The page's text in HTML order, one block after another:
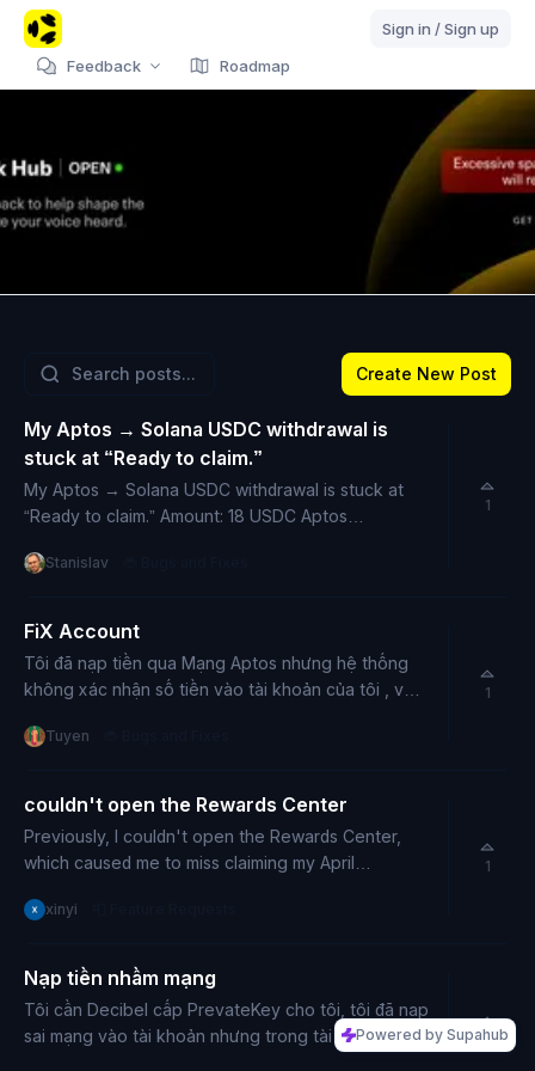
Sign in / Sign up
Feedback
Roadmap
Create New Post
My Aptos → Solana USDC withdrawal is
stuck at “Ready to claim.”
My Aptos → Solana USDC withdrawal is stuck at
“Ready to claim.” Amount: 18 USDC Aptos
0xb84ac367fa46b2092e1b5ea7ee5a0bc733ed0b
wallet: 4VFi…UjrfX Wormholescan status: CCTP
claim button spins indefinitely and never requests
a Solana signature. Portal recovery: No transaction
appears in wallet history, and Resume Transaction
returns “Transfer not found.”
Stanislav
1
FiX Account
Tôi đã nạp tiền qua Mạng Aptos nhưng hệ thống
không xác nhận số tiền vào tài khoản của tôi , vui
hoặc cung cấp PriviteKey cho tài khoản của tôi
Tuyen
1
couldn't open the Rewards Center
Previously, I couldn't open the Rewards Center,
which caused me to miss claiming my April
an opportunity to claim them again?
xinyi
1
Nạp tiền nhầm mạng
Tôi cần Decibel cấp PrevateKey cho tôi, tôi đã nạp
sai mạng vào tài khoản nhưng trong tài khoản ko
1
Powered by Supahub